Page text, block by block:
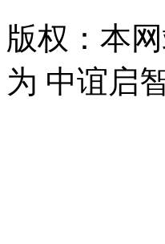
版权：本
为 中谊启